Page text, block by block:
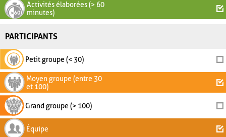
Activités élaborées (> 60
minutes)
PARTICIPANTS
Petit groupe (< 30)
Moyen groupe (entre 30
et 100)
Grand groupe (> 100)
Équipe